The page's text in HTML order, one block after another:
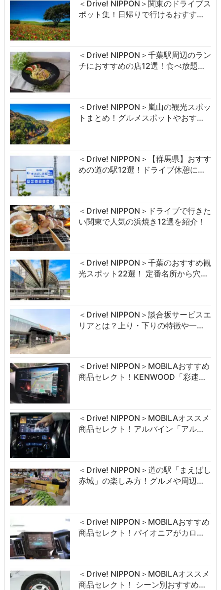
＜Drive! NIPPON＞関東のドライブス
ポット集！日帰りで行けるおすす…
＜Drive! NIPPON＞千葉駅周辺のラン
チにおすすめの店12選！食べ放題…
＜Drive! NIPPON＞嵐山の観光スポッ
トまとめ！グルメスポットやおす…
＜Drive! NIPPON＞【群馬県】おすす
めの道の駅12選！ドライブ休憩に…
＜Drive! NIPPON＞ドライブで行きた
い関東で人気の浜焼き12選を紹介！
＜Drive! NIPPON＞千葉のおすすめ観
光スポット22選！ 定番名所から穴…
＜Drive! NIPPON＞談合坂サービスエ
リアとは？上り・下りの特徴や一…
＜Drive! NIPPON＞MOBILAおすすめ
商品セレクト！KENWOOD「彩速…
＜Drive! NIPPON＞MOBILAオススメ
商品セレクト！アルパイン「アル…
＜Drive! NIPPON＞道の駅「まえばし
赤城」の楽しみ方！グルメや周辺…
＜Drive! NIPPON＞MOBILAおすすめ
商品セレクト！パイオニアがカロ…
＜Drive! NIPPON＞MOBILAオススメ
商品セレクト！ シーン別おすすめ…